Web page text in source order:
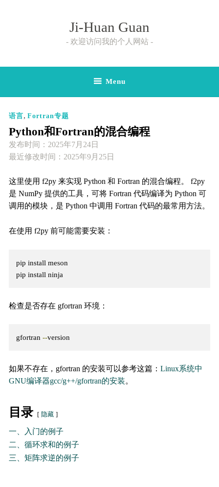
Ji-Huan Guan
欢迎访问我的个人网站
Menu
语言, Fortran专题
Python和Fortran的混合编程
发布时间： 2025年7月24日
最近修改时间：2025年9月25日
这里使用 f2py 来实现 Python 和 Fortran 的混合编程。 f2py
是 NumPy 提供的工具，可将 Fortran 代码编译为 Python 可
调用的模块，是 Python 中调用 Fortran 代码的最常用方法。
在使用 f2py 前可能需要安装：
pip install meson
pip install ninja
检查是否存在 gfortran 环境：
gfortran --version
如果不存在，gfortran 的安装可以参考这篇： Linux系统中
GNU编译器gcc/g++/gfortran的安装。
目录 隐藏
一、入门的例子
二、循环求和的例子
三、矩阵求逆的例子